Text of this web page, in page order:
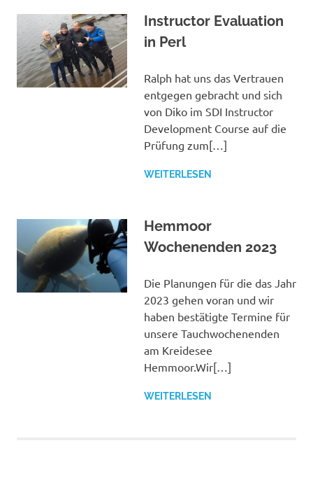
Instructor Evaluation
in Perl
Ralph hat uns das Vertrauen
entgegen gebracht und sich
von Diko im SDI Instructor
Development Course auf die
Prüfung zum[…]
WEITERLESEN
Hemmoor
Wochenenden 2023
Die Planungen für die das Jahr
2023 gehen voran und wir
haben bestätigte Termine für
unsere Tauchwochenenden
am Kreidesee
Hemmoor.Wir[…]
WEITERLESEN